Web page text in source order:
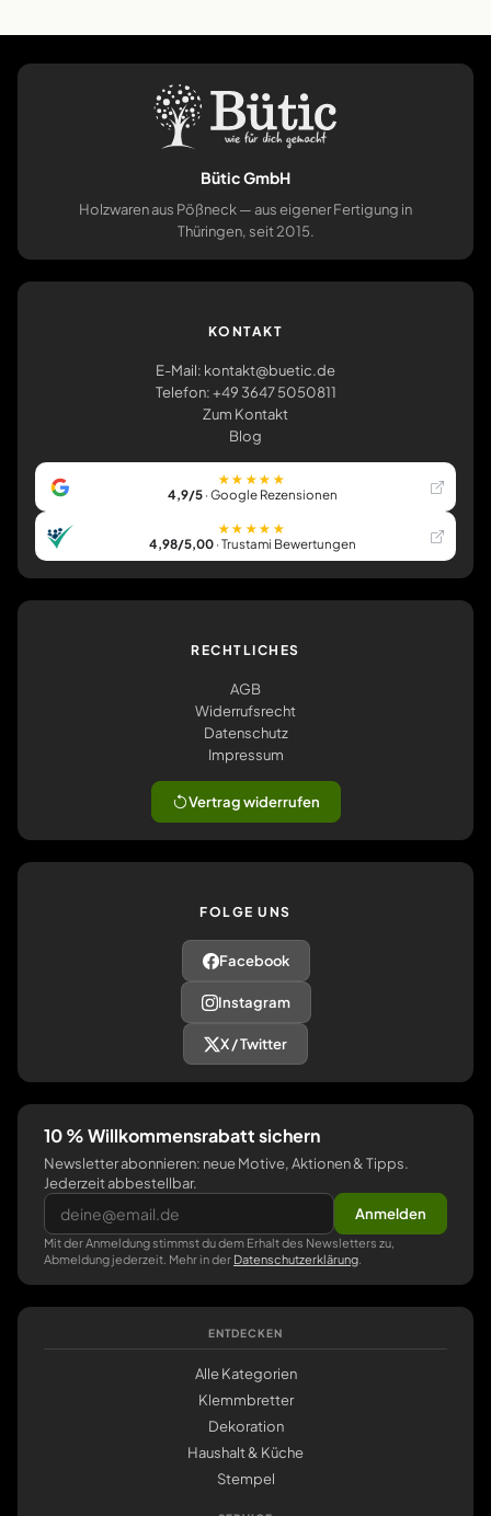
Bütic GmbH
Holzwaren aus Pößneck — aus eigener Fertigung in
Thüringen, seit 2015.
KONTAKT
E-Mail: kontakt@buetic.de
Telefon: +49 3647 5050811
Zum Kontakt
Blog
★★★★★
4,9/5· Google Rezensionen
★★★★★
4,98/5,00· Trustami Bewertungen
RECHTLICHES
AGB
Widerrufsrecht
Datenschutz
Impressum
Vertrag widerrufen
FOLGE UNS
Facebook
Instagram
X / Twitter
10 % Willkommensrabatt sichern
Newsletter abonnieren: neue Motive, Aktionen & Tipps.
Jederzeit abbestellbar.
Anmelden
Mit der Anmeldung stimmst du dem Erhalt des Newsletters zu,
Abmeldung jederzeit. Mehr in der Datenschutzerklärung
ENTDECKEN
Alle Kategorien
Klemmbretter
Dekoration
Haushalt & Küche
Stempel